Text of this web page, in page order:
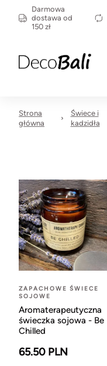
Darmowa
dostawa od
150 zł
Strona
główna
Świece i
kadzidła
ZAPACHOWE ŚWIECE
SOJOWE
Aromaterapeutyczna
świeczka sojowa - Be
Chilled
65.50 PLN